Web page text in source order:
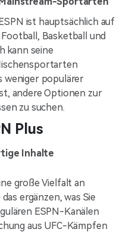
ist hauptsächlich auf
Basketball und
kann seine
weniger populärer
andere Optionen zur
zu suchen.
Plus
Inhalte
große Vielfalt an
ergänzen, was Sie
ESPN-Kanälen
aus UFC-Kämpfen